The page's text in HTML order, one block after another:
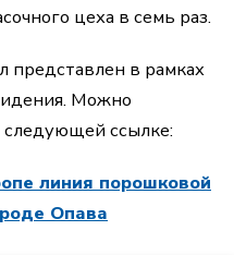
цеха в семь раз.
представлен в рамках
Можно
ссылке:
линия порошковой
Опава